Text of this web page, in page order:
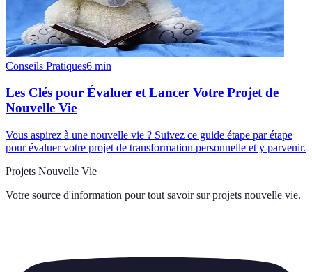
Conseils Pratiques6 min
Les Clés pour Évaluer et Lancer Votre Projet de
Nouvelle Vie
Vous aspirez à une nouvelle vie ? Suivez ce guide étape par étape
pour évaluer votre projet de transformation personnelle et y parvenir.
Projets Nouvelle Vie
Votre source d'information pour tout savoir sur projets nouvelle vie.